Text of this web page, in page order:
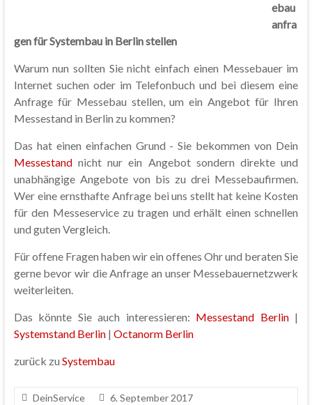
ebau
anfra
gen für Systembau in Berlin stellen
Warum nun sollten Sie nicht einfach einen Messebauer im
Internet suchen oder im Telefonbuch und bei diesem eine
Anfrage für Messebau stellen, um ein Angebot für Ihren
Messestand in Berlin zu kommen?
Das hat einen einfachen Grund - Sie bekommen von Dein
Messestandnicht nur ein Angebot sondern direkte und
unabhängige Angebote von bis zu drei Messebaufirmen.
Wer eine ernsthafte Anfrage bei uns stellt hat keine Kosten
für den Messeservice zu tragen und erhält einen schnellen
und guten Vergleich.
Für offene Fragen haben wir ein offenes Ohr und beraten Sie
gerne bevor wir die Anfrage an unser Messebauernetzwerk
weiterleiten.
Das könnte Sie auch interessieren: Messestand Berlin|
Systemstand Berlin| Octanorm Berlin
zurück zu Systembau
DeinService
6. September 2017